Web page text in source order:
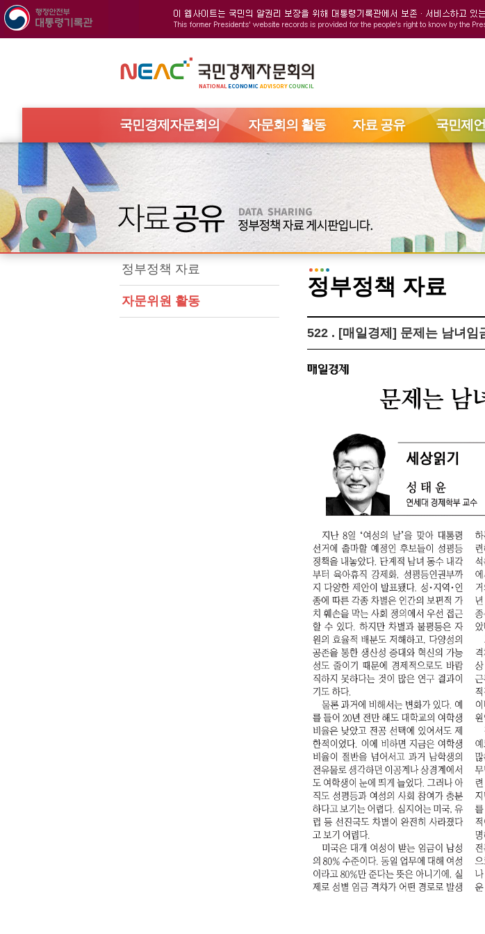
국민경제자문회의 자문회의 활동 자료 공유 국민제언
정부정책 자료
자문위원 활동
정부정책 자료
522 . [매일경제] 문제는 남녀임